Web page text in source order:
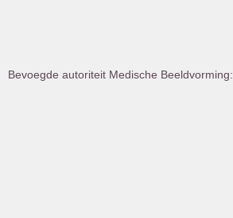
Bevoegde autoriteit Medische Beeldvorming: